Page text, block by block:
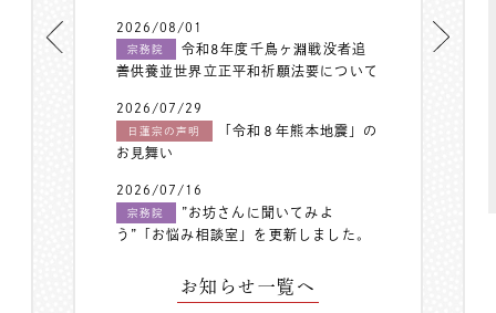
2026/08/01
宗務院
令和8年度千鳥ヶ淵戦没者追
善供養並世界立正平和祈願法要について
2026/07/29
日蓮宗の声明
「令和８年熊本地震」の
お見舞い
2026/07/16
宗務院
”お坊さんに聞いてみよ
う”「お悩み相談室」を更新しました。
お知らせ一覧へ